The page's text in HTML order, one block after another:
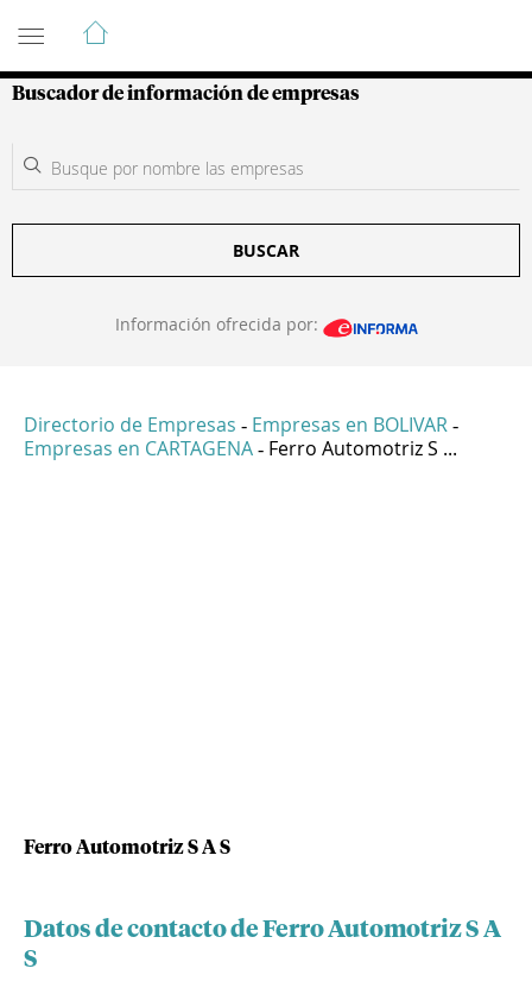
Guía de Empresas Colombianas
Buscador de información de empresas
BUSCAR
Información ofrecida por:
Directorio de Empresas - Empresas en BOLIVAR -
Empresas en CARTAGENA - Ferro Automotriz S ...
Ferro Automotriz S A S
Datos de contacto de Ferro Automotriz S A
S